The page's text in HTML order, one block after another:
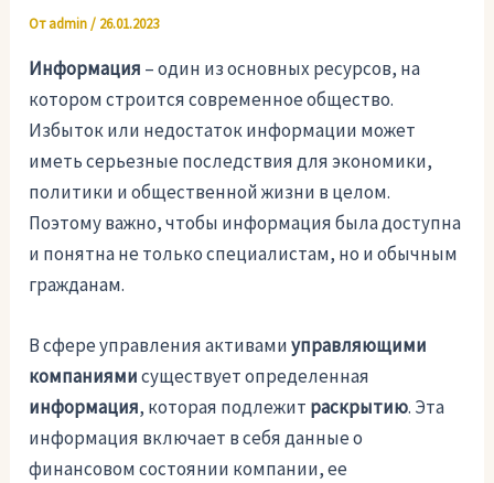
Отadmin/ 26.01.2023
Информация – один из основных ресурсов, на
котором строится современное общество.
Избыток или недостаток информации может
иметь серьезные последствия для экономики,
политики и общественной жизни в целом.
Поэтому важно, чтобы информация была доступна
и понятна не только специалистам, но и обычным
гражданам.
В сфере управления активамиуправляющими
компаниямисуществует определенная
информация, которая подлежит раскрытию. Эта
информация включает в себя данные о
финансовом состоянии компании, ее